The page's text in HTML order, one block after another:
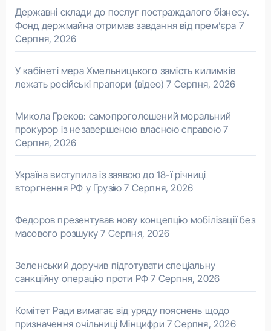
Державні склади до послуг постраждалого бізнесу.
Фонд держмайна отримав завдання від прем’єра 7
Серпня, 2026
У кабінеті мера Хмельницького замість килимків
лежать російські прапори (відео) 7 Серпня, 2026
Микола Греков: самопроголошений моральний
прокурор із незавершеною власною справою 7
Серпня, 2026
Україна виступила із заявою до 18-ї річниці
вторгнення РФ у Грузію 7 Серпня, 2026
Федоров презентував нову концепцію мобілізації без
масового розшуку 7 Серпня, 2026
Зеленський доручив підготувати спеціальну
санкційну операцію проти РФ 7 Серпня, 2026
Комітет Ради вимагає від уряду пояснень щодо
призначення очільниці Мінцифри 7 Серпня, 2026